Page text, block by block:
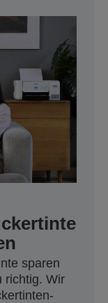
sparen
richtig. Wir